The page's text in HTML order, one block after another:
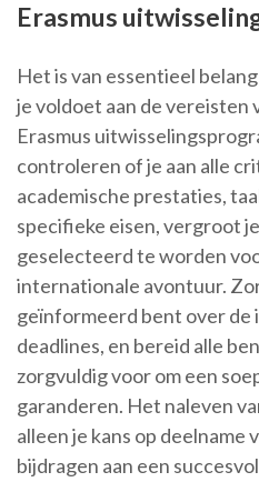
Erasmus
Het is van essentieel
je voldoet aan de vereisten
Erasmus
controleren of je aan alle
academische prestaties,
specifieke eisen, vergroot
geselecteerd te worden
internationale avontuur.
geïnformeerd bent over
deadlines, en bereid alle
zorgvuldig voor om een
garanderen. Het naleven
alleen je kans op deelname
bijdragen aan een